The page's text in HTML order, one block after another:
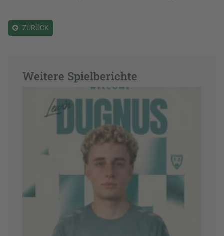
ZURÜCK
Weitere Spielberichte